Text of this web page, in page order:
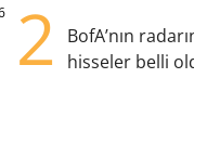
2
BofA’nın
hisseler belli